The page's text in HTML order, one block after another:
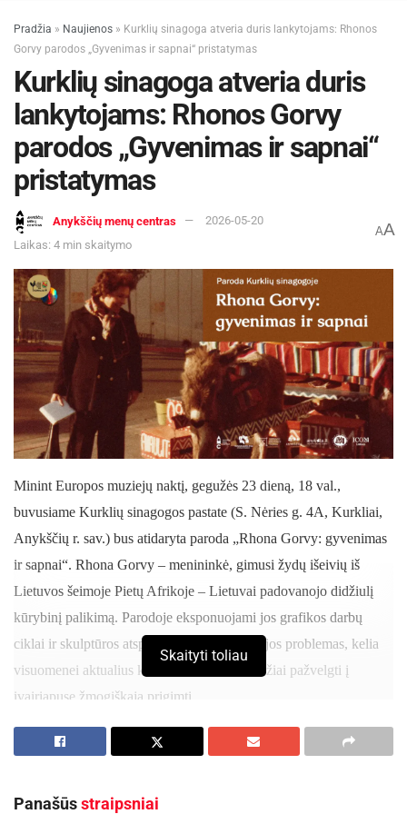
Pradžia » Naujienos » Kurklių sinagoga atveria duris lankytojams: Rhonos
Gorvy parodos „Gyvenimas ir sapnai“ pristatymas
Kurklių sinagoga atveria duris
lankytojams: Rhonos Gorvy
parodos „Gyvenimas ir sapnai“
pristatymas
Anykščių menų centras
2026-05-20
Laikas: 4 min skaitymo
AA
Minint Europos muziejų naktį, gegužės 23 dieną, 18 val.,
buvusiame Kurklių sinagogos pastate (S. Nėries g. 4A, Kurkliai,
Anykščių r. sav.) bus atidaryta paroda „Rhona Gorvy: gyvenimas
ir sapnai“. Rhona Gorvy – menininkė, gimusi žydų išeivių iš
Lietuvos šeimoje Pietų Afrikoje – Lietuvai padovanojo didžiulį
kūrybinį palikimą. Parodoje eksponuojami jos grafikos darbų
ciklai ir skulptūros atspindi socialines žmonijos problemas, kelia
visuomenei aktualius klausimus, skatina atidžiai pažvelgti į
įvairiapusę žmogiškąją prigimtį.
Skaityti toliau
Panašūsstraipsniai